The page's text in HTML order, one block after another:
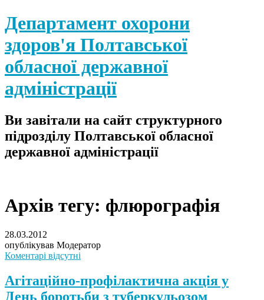
Департамент охорони
здоров'я Полтавської
обласної державної
адміністрації
Ви завітали на сайт структурного
підрозділу Полтавської обласної
державної адміністрації
Архів тегу: флюрографія
28.03.2012
опублікував Модератор
Коментарі відсутні
Агітаційно-профілактична акція у
День боротьби з туберкульозом